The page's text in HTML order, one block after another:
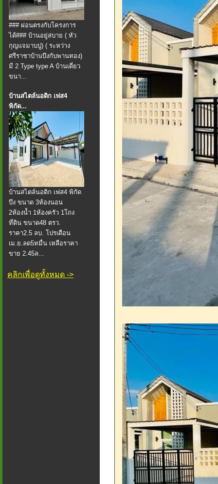
### ผ่อนตรงกับโครงการ
ได้### บ้านอยู่สบาย ( หัว
กุญแจมาบปู) ( ระหว่าง
ศรีราชาบ้านบึงกับพานทอง)
มี 2 Type type A บ้านเดี่ยว
ขนา...
บ้านสไตล์นอดิก เฟส4
พิกัด...
บ้านสไตล์นอดิก เฟส4 พิกัด
บึง ขนาด 3ห้องนอน
2ห้องน้ำ 1ห้องครัว 1โถง
ที่ดิน ขนาด48 ตรว.
ราคา2.5 ลบ. โปรเดือน
เม.ย.ลด5หมื่น เหลือราคา
ขาย 2.45ล...
คลิกเพื่อดูทั้งหมด ->